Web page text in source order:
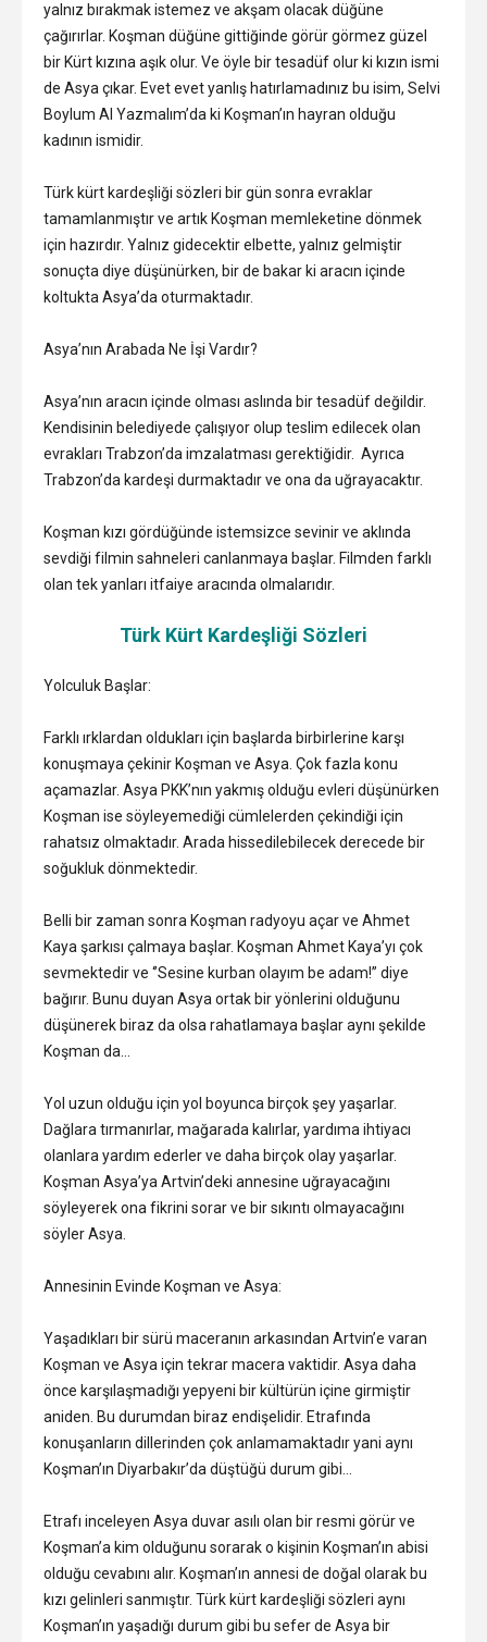
yalnız bırakmak istemez ve akşam olacak düğüne
çağırırlar. Koşman düğüne gittiğinde görür görmez güzel
bir Kürt kızına aşık olur. Ve öyle bir tesadüf olur ki kızın ismi
de Asya çıkar. Evet evet yanlış hatırlamadınız bu isim, Selvi
Boylum Al Yazmalım’da ki Koşman’ın hayran olduğu
kadının ismidir.
Türk kürt kardeşliği sözleri bir gün sonra evraklar
tamamlanmıştır ve artık Koşman memleketine dönmek
için hazırdır. Yalnız gidecektir elbette, yalnız gelmiştir
sonuçta diye düşünürken, bir de bakar ki aracın içinde
koltukta Asya’da oturmaktadır.
Asya’nın Arabada Ne İşi Vardır?
Asya’nın aracın içinde olması aslında bir tesadüf değildir.
Kendisinin belediyede çalışıyor olup teslim edilecek olan
evrakları Trabzon’da imzalatması gerektiğidir. Ayrıca
Trabzon’da kardeşi durmaktadır ve ona da uğrayacaktır.
Koşman kızı gördüğünde istemsizce sevinir ve aklında
sevdiği filmin sahneleri canlanmaya başlar. Filmden farklı
olan tek yanları itfaiye aracında olmalarıdır.
Türk Kürt Kardeşliği Sözleri
Yolculuk Başlar:
Farklı ırklardan oldukları için başlarda birbirlerine karşı
konuşmaya çekinir Koşman ve Asya. Çok fazla konu
açamazlar. Asya PKK’nın yakmış olduğu evleri düşünürken
Koşman ise söyleyemediği cümlelerden çekindiği için
rahatsız olmaktadır. Arada hissedilebilecek derecede bir
soğukluk dönmektedir.
Belli bir zaman sonra Koşman radyoyu açar ve Ahmet
Kaya şarkısı çalmaya başlar. Koşman Ahmet Kaya’yı çok
sevmektedir ve ‘’Sesine kurban olayım be adam!’’ diye
bağırır. Bunu duyan Asya ortak bir yönlerini olduğunu
düşünerek biraz da olsa rahatlamaya başlar aynı şekilde
Koşman da…
Yol uzun olduğu için yol boyunca birçok şey yaşarlar.
Dağlara tırmanırlar, mağarada kalırlar, yardıma ihtiyacı
olanlara yardım ederler ve daha birçok olay yaşarlar.
Koşman Asya’ya Artvin’deki annesine uğrayacağını
söyleyerek ona fikrini sorar ve bir sıkıntı olmayacağını
söyler Asya.
Annesinin Evinde Koşman ve Asya:
Yaşadıkları bir sürü maceranın arkasından Artvin’e varan
Koşman ve Asya için tekrar macera vaktidir. Asya daha
önce karşılaşmadığı yepyeni bir kültürün içine girmiştir
aniden. Bu durumdan biraz endişelidir. Etrafında
konuşanların dillerinden çok anlamamaktadır yani aynı
Koşman’ın Diyarbakır’da düştüğü durum gibi…
Etrafı inceleyen Asya duvar asılı olan bir resmi görür ve
Koşman’a kim olduğunu sorarak o kişinin Koşman’ın abisi
olduğu cevabını alır. Koşman’ın annesi de doğal olarak bu
kızı gelinleri sanmıştır. Türk kürt kardeşliği sözleri aynı
Koşman’ın yaşadığı durum gibi bu sefer de Asya bir